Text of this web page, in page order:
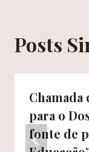
Posts
para o
fonte de